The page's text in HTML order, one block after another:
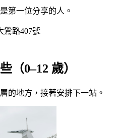
第一位分享的人。
鶯路407號
（0–12 歲）
的地方，接著安排下一站。